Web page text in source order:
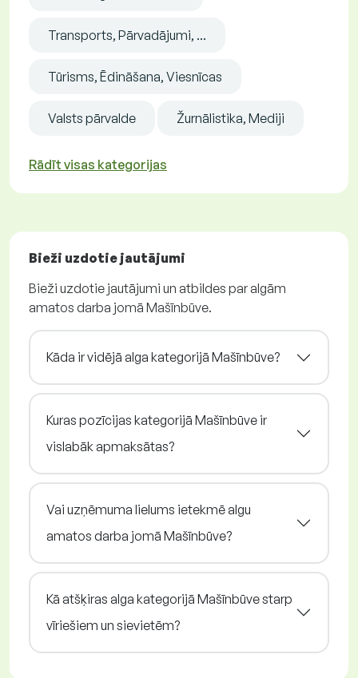
Transports, Pārvadājumi, ...
Tūrisms, Ēdināšana, Viesnīcas
Valsts pārvalde Žurnālistika, Mediji
Rādīt visas kategorijas
Bieži uzdotie jautājumi
Bieži uzdotie jautājumi un atbildes par algām
amatos darba jomā Mašīnbūve.
Kāda ir vidējā alga kategorijā Mašīnbūve?
Kuras pozīcijas kategorijā Mašīnbūve ir
vislabāk apmaksātas?
Vai uzņēmuma lielums ietekmē algu
amatos darba jomā Mašīnbūve?
Kā atšķiras alga kategorijā Mašīnbūve starp
vīriešiem un sievietēm?